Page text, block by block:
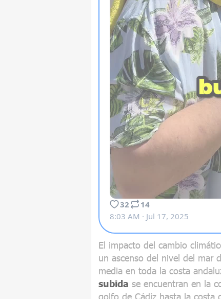
El impacto del cambio
un ascenso del nivel del mar
media en toda la costa
subida se encuentran en la
golfo de Cádiz hasta la costa